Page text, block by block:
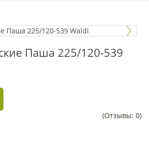
Паша 225/120-539
(Отзывы: 0)